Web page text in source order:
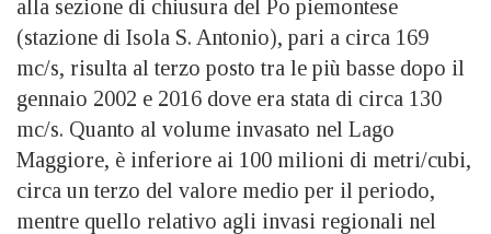
alla sezione di chiusura del Po piemontese
(stazione di Isola S. Antonio), pari a circa 169
mc/s, risulta al terzo posto tra le più basse dopo il
gennaio 2002 e 2016 dove era stata di circa 130
mc/s. Quanto al volume invasato nel Lago
Maggiore, è inferiore ai 100 milioni di metri/cubi,
circa un terzo del valore medio per il periodo,
mentre quello relativo agli invasi regionali nel